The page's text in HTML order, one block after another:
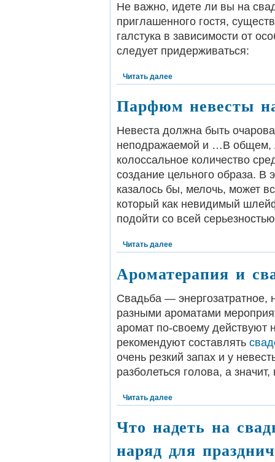
Не важно, идете ли вы на
приглашенного гостя,
галстука в зависимости от
следует придерживаться:
Читать далее
Парфюм невесты
Невеста должна быть
неподражаемой и …В общем,
колоссальное количество
создание цельного образа.
казалось бы, мелочь, может
который как невидимый
подойти со всей
Читать далее
Ароматерапия и
Свадьба —
разными ароматами
аромат по-своему
рекомендуют составлять
очень резкий запах и у
разболеться голова, а
Читать далее
Что надеть на
наряд для